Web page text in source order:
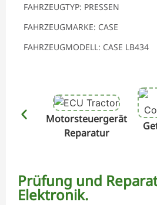
FAHRZEUGTYP: PRESSEN
FAHRZEUGMARKE: CASE
FAHRZEUGMODELL: CASE LB434
Motorsteuergerät
Reparatur
Prüfung und
Elektronik.